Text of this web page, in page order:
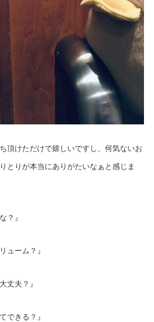
頂けただけで嬉しいですし、何気ないお
とりが本当にありがたいなぁと感じま
？』
ューム？』
丈夫？』
できる？』